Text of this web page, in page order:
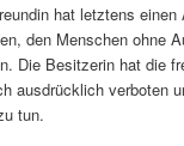
hat letztens einen
den Menschen ohne
Die Besitzerin hat die
ausdrücklich verboten
tun.